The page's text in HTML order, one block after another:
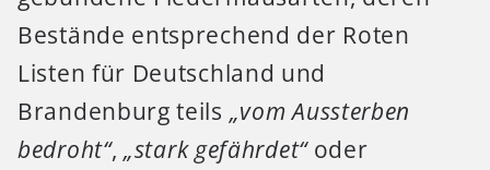
Bestände entsprechend der Roten
Listen für Deutschland und
Brandenburg teils „vom Aussterben
bedroht“,„stark gefährdet“oder